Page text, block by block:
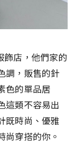
飾店，他們家的
調，販售的針
色的單品居
這類不容易出
既時尚、優雅
尚穿搭的你。